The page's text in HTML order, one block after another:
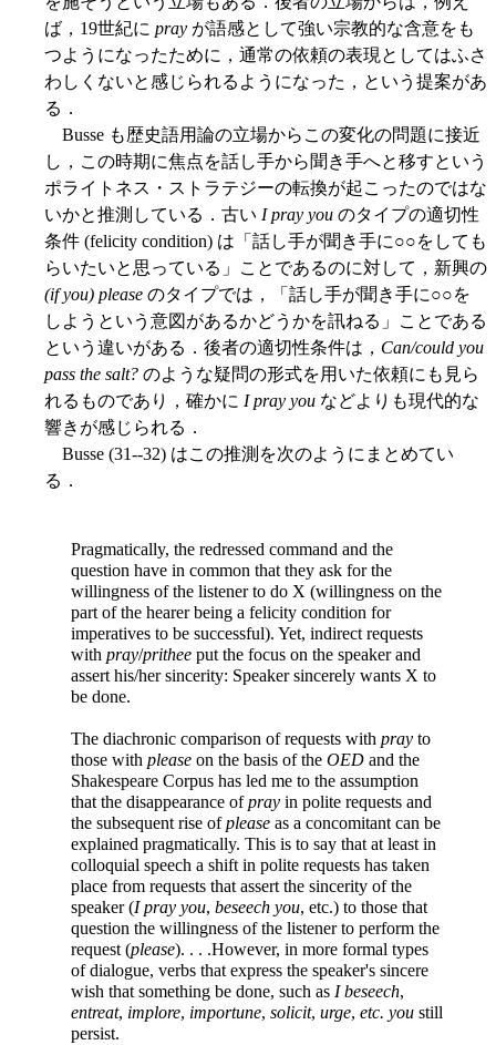
ば，19世紀に pray が語感として強い宗教的な含意をも
つようになったために，通常の依頼の表現としてはふさ
わしくないと感じられるようになった，という提案があ
る．
Busse も歴史語用論の立場からこの変化の問題に接近
し，この時期に焦点を話し手から聞き手へと移すという
ポライトネス・ストラテジーの転換が起こったのではな
いかと推測している．古い I pray you のタイプの適切性
条件 (felicity condition) は「話し手が聞き手に○○をしても
らいたいと思っている」ことであるのに対して，新興の
(if you) please のタイプでは，「話し手が聞き手に○○を
しようという意図があるかどうかを訊ねる」ことである
という違いがある．後者の適切性条件は， Can/could you
pass the salt? のような疑問の形式を用いた依頼にも見ら
れるものであり，確かに I pray you などよりも現代的な
響きが感じられる．
Busse (31--32) はこの推測を次のようにまとめてい
る．
Pragmatically, the redressed command and the
question have in common that they ask for the
willingness of the listener to do X (willingness on the
part of the hearer being a felicity condition for
imperatives to be successful). Yet, indirect requests
with pray/prithee put the focus on the speaker and
assert his/her sincerity: Speaker sincerely wants X to
be done.
The diachronic comparison of requests with pray to
those with please on the basis of the OED and the
Shakespeare Corpus has led me to the assumption
that the disappearance ofpray in polite requests and
the subsequent rise ofplease as a concomitant can be
explained pragmatically. This is to say that at least in
colloquial speech a shift in polite requests has taken
place from requests that assert the sincerity of the
speaker (I pray you, beseech you, etc.) to those that
question the willingness of the listener to perform the
request (please). . . .However, in more formal types
of dialogue, verbs that express the speaker's sincere
wish that something be done, such as I beseech,
entreat, implore, importune, solicit, urge, etc. you still
persist.